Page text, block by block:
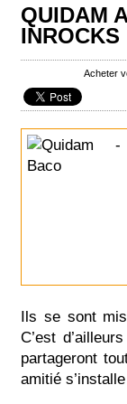
QUIDAM
INROCKS
Acheter
Ils se sont
C’est
partageront
amitié